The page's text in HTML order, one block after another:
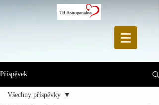
Příspěvek
Všechny příspěvky